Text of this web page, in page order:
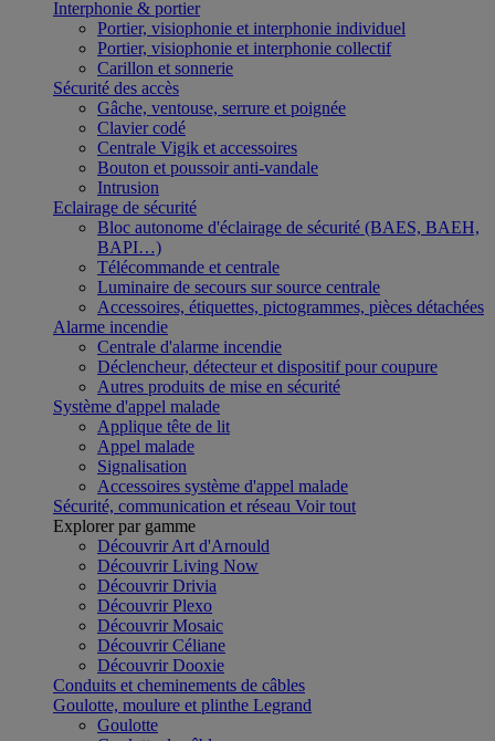
Interphonie & portier
Portier, visiophonie et interphonie individuel
Portier, visiophonie et interphonie collectif
Carillon et sonnerie
Sécurité des accès
Gâche, ventouse, serrure et poignée
Clavier codé
Centrale Vigik et accessoires
Bouton et poussoir anti-vandale
Intrusion
Eclairage de sécurité
Bloc autonome d'éclairage de sécurité (BAES, BAEH,
BAPI…)
Télécommande et centrale
Luminaire de secours sur source centrale
Accessoires, étiquettes, pictogrammes, pièces détachées
Alarme incendie
Centrale d'alarme incendie
Déclencheur, détecteur et dispositif pour coupure
Autres produits de mise en sécurité
Système d'appel malade
Applique tête de lit
Appel malade
Signalisation
Accessoires système d'appel malade
Sécurité, communication et réseau Voir tout
Explorer par gamme
Découvrir Art d'Arnould
Découvrir Living Now
Découvrir Drivia
Découvrir Plexo
Découvrir Mosaic
Découvrir Céliane
Découvrir Dooxie
Conduits et cheminements de câbles
Goulotte, moulure et plinthe Legrand
Goulotte